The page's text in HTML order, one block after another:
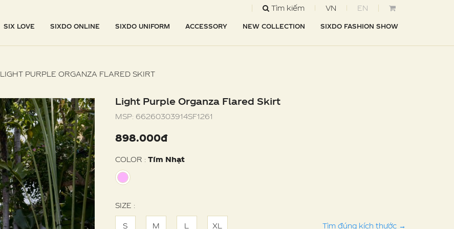
Tìm kiếm VN EN
SIX LOVE SIXDO ONLINE SIXDO UNIFORM ACCESSORY NEW COLLECTION SIXDO FASHION SHOW
LIGHT PURPLE ORGANZA FLARED SKIRT
Light Purple Organza Flared Skirt
MSP: 66260303914SF1261
898.000đ
COLOR : Tím Nhạt
SIZE :
S M L XL Tìm đúng kích thước →